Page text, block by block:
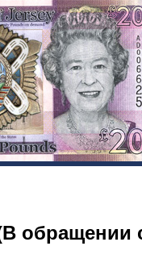
обращении